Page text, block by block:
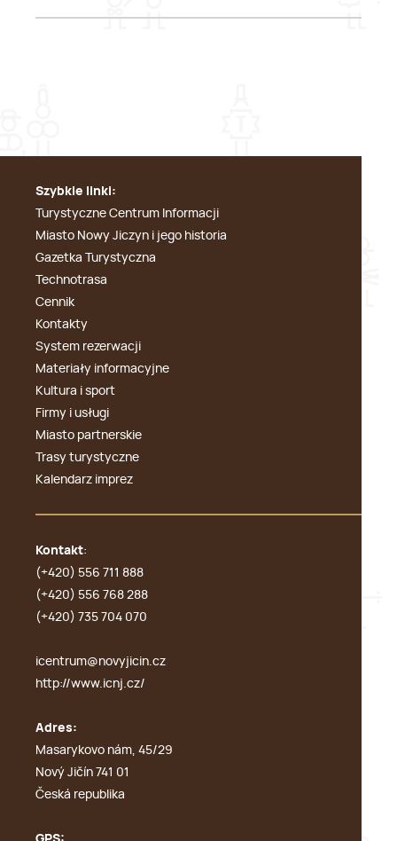
Szybkie linki:
Turystyczne Centrum Informacji
Miasto Nowy Jiczyn i jego historia
Gazetka Turystyczna
Technotrasa
Cennik
Kontakty
System rezerwacji
Materiały informacyjne
Kultura i sport
Firmy i usługi
Miasto partnerskie
Trasy turystyczne
Kalendarz imprez
Kontakt:
(+420) 556 711 888
(+420) 556 768 288
(+420) 735 704 070
icentrum@novyjicin.cz
http://www.icnj.cz/
Adres:
Masarykovo nám, 45/29
Nový Jičín 741 01
Česká republika